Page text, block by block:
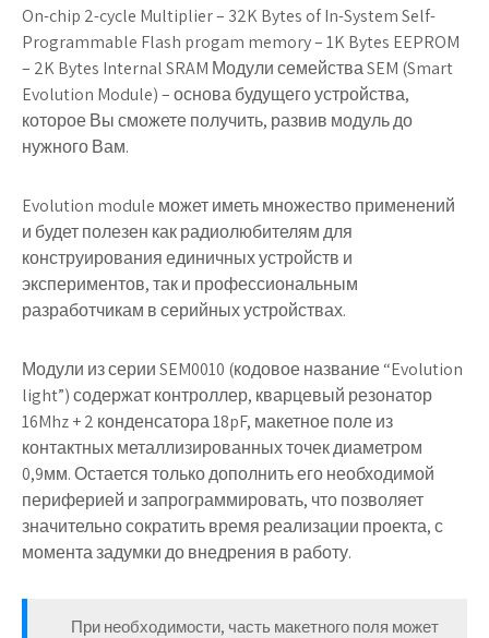
On-chip 2-cycle Multiplier – 32K Bytes of In-System Self-
Programmable Flash progam memory – 1K Bytes EEPROM
– 2K Bytes Internal SRAM Модули семейства SEM (Smart
Evolution Module) – основа будущего устройства,
которое Вы сможете получить, развив модуль до
нужного Вам.
Evolution module может иметь множество применений
и будет полезен как радиолюбителям для
конструирования единичных устройств и
экспериментов, так и профессиональным
разработчикам в серийных устройствах.
Модули из серии SEM0010 (кодовое название “Evolution
light”) содержат контроллер, кварцевый резонатор
16Mhz + 2 конденсатора 18pF, макетное поле из
контактных металлизированных точек диаметром
0,9мм. Остается только дополнить его необходимой
периферией и запрограммировать, что позволяет
значительно сократить время реализации проекта, с
момента задумки до внедрения в работу.
При необходимости, часть макетного поля может